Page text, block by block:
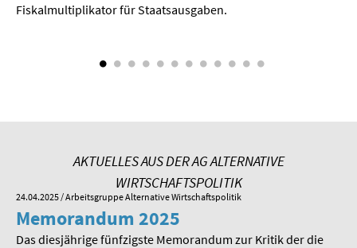
SOMMERSCHULE 2010
SOMMERSCHULE 2007
Kontakt
Termine
Fiskalmultiplikator für Staatsausgaben.
AKTUELLES AUS DER AG ALTERNATIVE
WIRTSCHAFTSPOLITIK
24.04.2025 / Arbeitsgruppe Alternative Wirtschaftspolitik
Memorandum 2025
Das diesjährige fünfzigste Memorandum zur Kritik der die